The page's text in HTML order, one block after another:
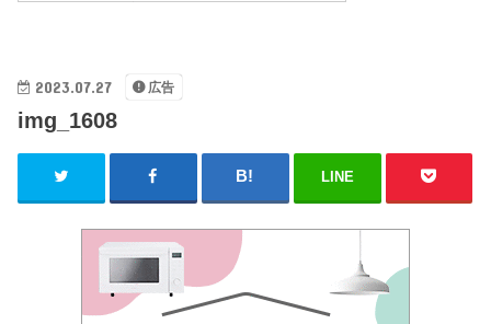
2023.07.27 広告
img_1608
LINE